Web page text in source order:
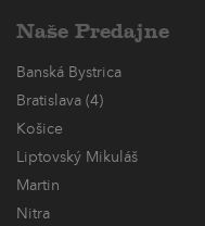
Naše Predajne
Banská Bystrica
Bratislava (4)
Košice
Liptovský Mikuláš
Martin
Nitra